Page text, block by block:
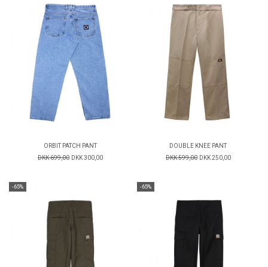
ORBIT PATCH PANT
DKK 699,00 DKK 300,00
DOUBLE KNEE PANT
DKK 599,00 DKK 250,00
-65% -65%